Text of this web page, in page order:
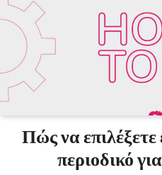
Πώς να επιλέξετε
περιοδικό